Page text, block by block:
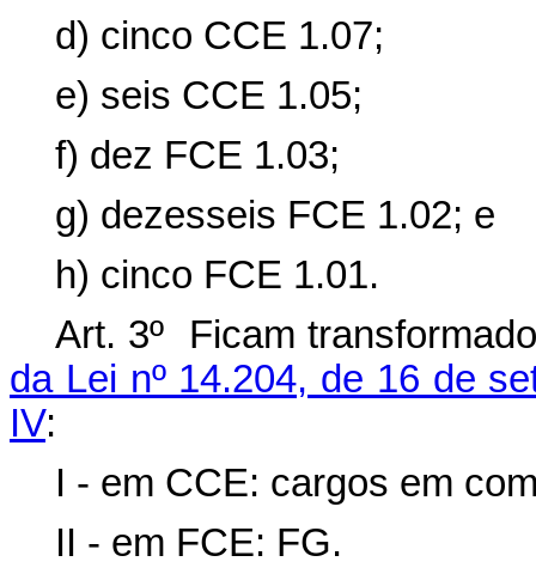
d) cinco CCE 1.07;
e) seis CCE 1.05;
f) dez FCE 1.03;
g) dezesseis FCE 1.02; e
h) cinco FCE 1.01.
Art. 3º Ficam
da Lei nº 14.204, de 16 de
IV:
I - em CCE: cargos em
II - em FCE: FG.